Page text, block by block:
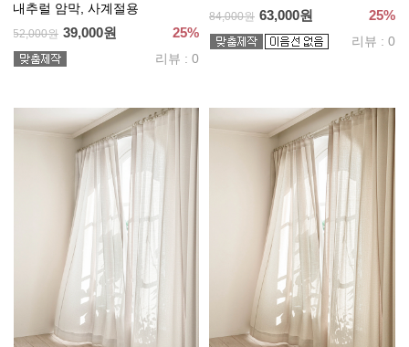
내추럴 암막, 사계절용
52,000원 39,000원 25%
리뷰 : 0
84,000원 63,000원 25%
리뷰 : 0